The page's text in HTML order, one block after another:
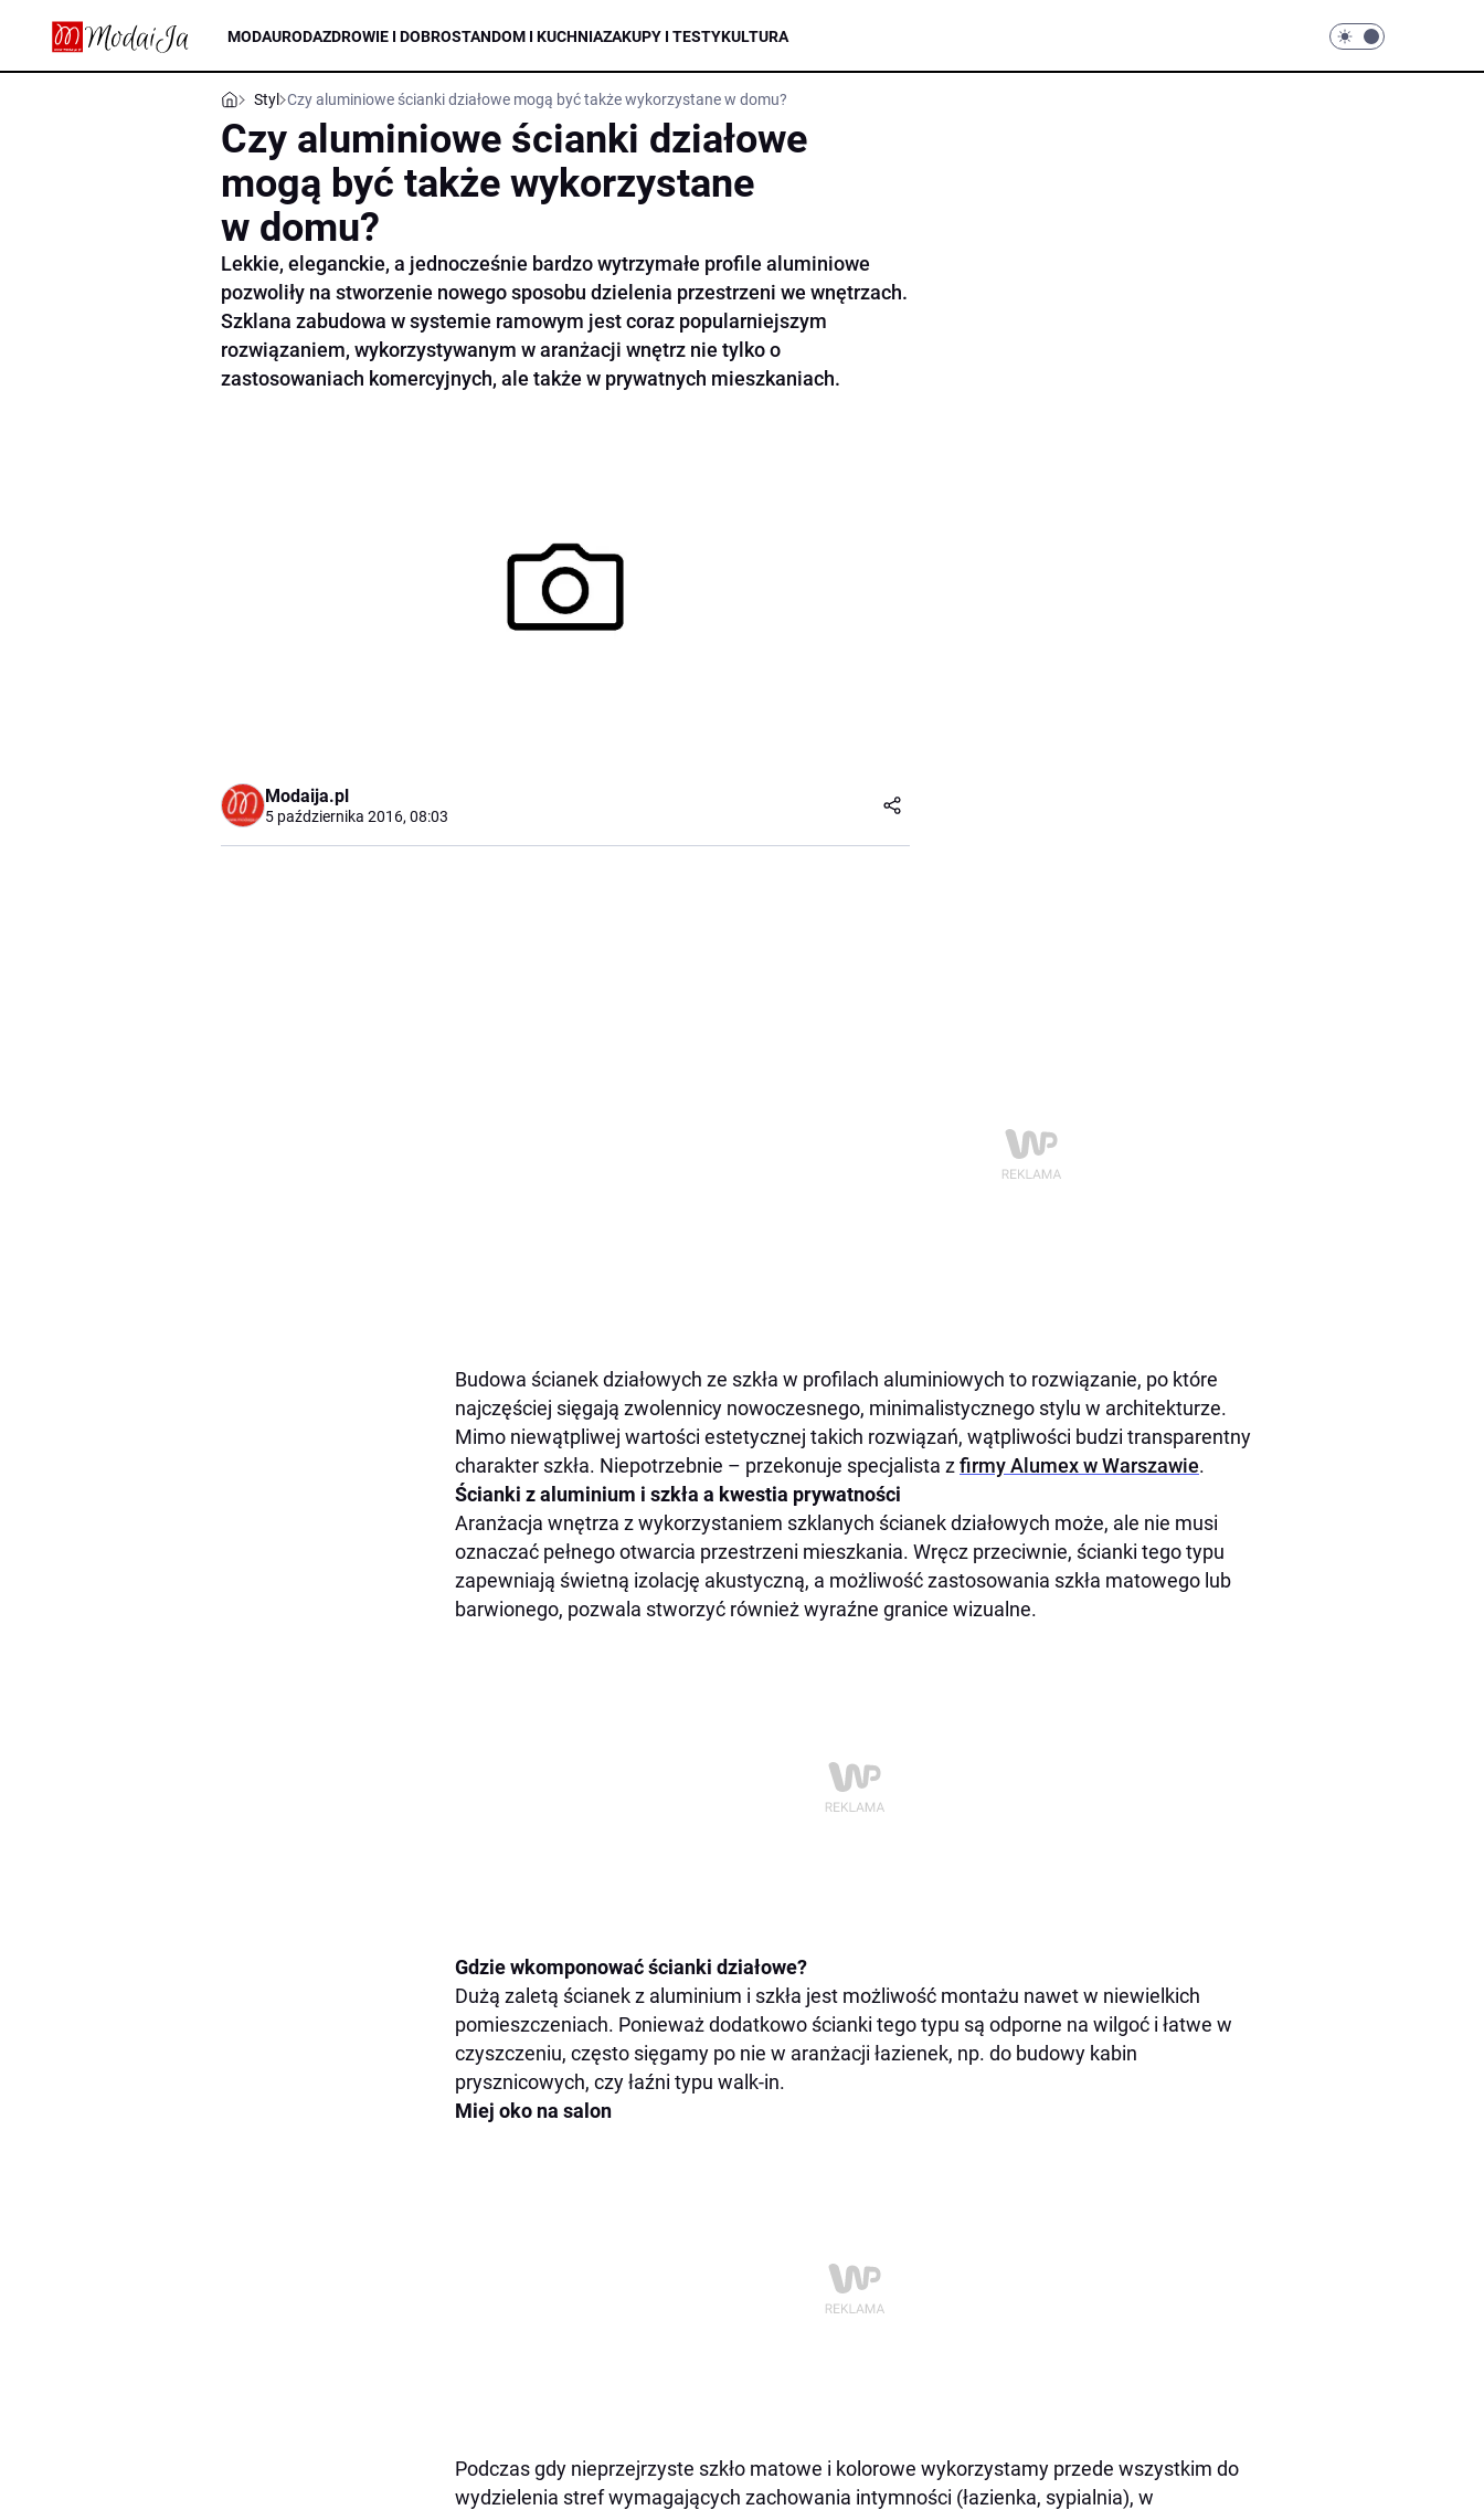
MODAURODAZDROWIE I DOBROSTANDOM I KUCHNIAZAKUPY I TESTYKULTURA
Styl Czy aluminiowe ścianki działowe mogą być także wykorzystane w domu?
Czy aluminiowe ścianki działowe
mogą być także wykorzystane
w domu?
Lekkie, eleganckie, a jednocześnie bardzo wytrzymałe profile aluminiowe
pozwoliły na stworzenie nowego sposobu dzielenia przestrzeni we wnętrzach.
Szklana zabudowa w systemie ramowym jest coraz popularniejszym
rozwiązaniem, wykorzystywanym w aranżacji wnętrz nie tylko o
zastosowaniach komercyjnych, ale także w prywatnych mieszkaniach.
Modaija.pl
5 października 2016, 08:03
Budowa ścianek działowych ze szkła w profilach aluminiowych to rozwiązanie, po które
najczęściej sięgają zwolennicy nowoczesnego, minimalistycznego stylu w architekturze.
Mimo niewątpliwej wartości estetycznej takich rozwiązań, wątpliwości budzi transparentny
charakter szkła. Niepotrzebnie – przekonuje specjalista zfirmy Alumex w Warszawie.
Ścianki z aluminium i szkła a kwestia prywatności
Aranżacja wnętrza z wykorzystaniem szklanych ścianek działowych może, ale nie musi
oznaczać pełnego otwarcia przestrzeni mieszkania. Wręcz przeciwnie, ścianki tego typu
zapewniają świetną izolację akustyczną, a możliwość zastosowania szkła matowego lub
barwionego, pozwala stworzyć również wyraźne granice wizualne.
Gdzie wkomponować ścianki działowe?
Dużą zaletą ścianek z aluminium i szkła jest możliwość montażu nawet w niewielkich
pomieszczeniach. Ponieważ dodatkowo ścianki tego typu są odporne na wilgoć i łatwe w
czyszczeniu, często sięgamy po nie w aranżacji łazienek, np. do budowy kabin
prysznicowych, czy łaźni typu walk-in.
Miej oko na salon
Podczas gdy nieprzejrzyste szkło matowe i kolorowe wykorzystamy przede wszystkim do
wydzielenia stref wymagających zachowania intymności (łazienka, sypialnia), w